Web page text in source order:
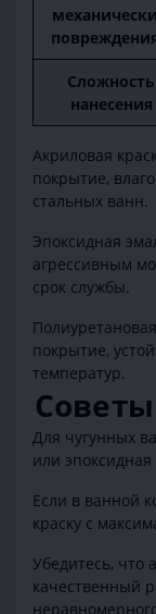
Сложность
нанесения
Акриловая
покрытие,
стальных ванн.
Эпоксидная
агрессивным
срок службы.
покрытие,
температур.
Для чугунных
или эпоксидная
Если в ванной
краску с
Убедитесь, что
качественный